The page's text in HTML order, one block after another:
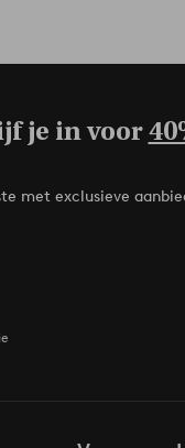
je in voor
met exclusieve